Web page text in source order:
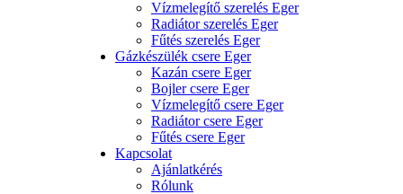
Vízmelegítő szerelés Eger
Radiátor szerelés Eger
Fűtés szerelés Eger
Gázkészülék csere Eger
Kazán csere Eger
Bojler csere Eger
Vízmelegítő csere Eger
Radiátor csere Eger
Fűtés csere Eger
Kapcsolat
Ajánlatkérés
Rólunk